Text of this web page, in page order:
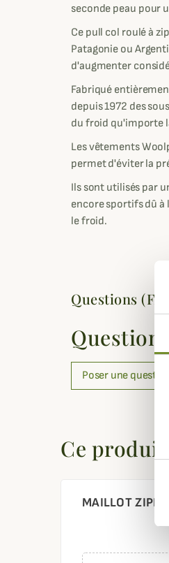
seconde peau pour
Ce pull col roulé à
Patagonie ou
d'augmenter
Fabriqué
depuis 1972 des
du froid qu'importe
Les vêtements
permet d'éviter la
Ils sont utilisés par
encore sportifs dû
le froid.
Questions
Poser une
Ce
MAILLOT